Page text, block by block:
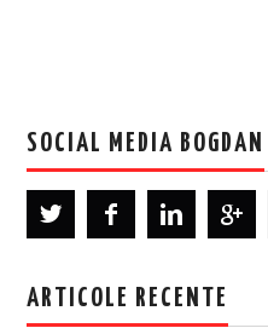
SOCIAL MEDIA BOGDAN
ARTICOLE RECENTE